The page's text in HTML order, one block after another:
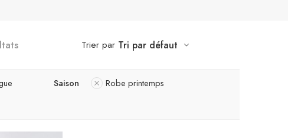
Trier par Tri par défaut
Saison Robe printemps